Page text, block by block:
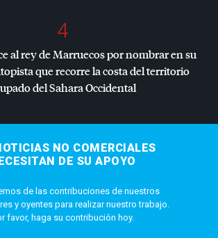
4
al rey de Marruecos por nombrar en su
que recorre la costa del territorio
del Sahara Occidental
NO COMERCIALES
DE SU APOYO
de las contribuciones de nuestros
y oyentes para realizar nuestro trabajo.
favor, haga su contribución hoy.